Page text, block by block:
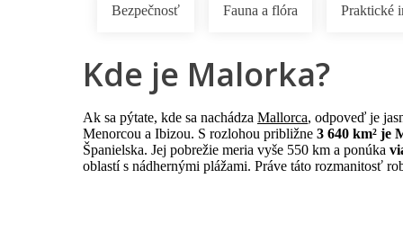
Bezpečnosť Fauna a flóra Praktické
Kde je Malorka?
Ak sa pýtate, kde sa nachádza Mallorca, odpoveď je
Menorcou a Ibizou. S rozlohou približne 3 640 km² je
Španielska. Jej pobrežie meria vyše 550 km a ponúka
oblastí s nádhernými plážami. Práve táto rozmanitosť